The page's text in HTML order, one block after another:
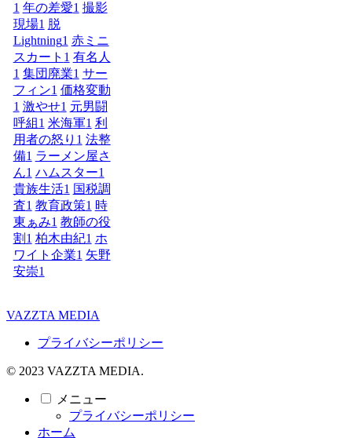
1 年の差愛1 撮影
現場1 脱
Lightning1 赤ミニ
スカート 1 有名人
1 集団廃業1 サー
フィン1 価格変動
1 激やせ1 元男闘
呼組1 米海軍1 利
用者の怒り 1 法整
備1 ラーメン屋さ
ん1 ハムスター1
貴族生活1 国税調
査1 教育政策1 時
東ぁみ1 教師の役
割 1 柏木由紀1 ホ
ワイト企業1 矢野
安崇1
VAZZTA MEDIA
プライバシーポリシー
© 2023 VAZZTA MEDIA.
メニュー
プライバシーポリシー
ホーム